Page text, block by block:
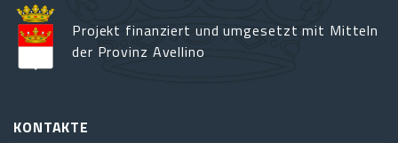
Projekt finanziert und umgesetzt mit Mitteln
der Provinz Avellino
KONTAKTE